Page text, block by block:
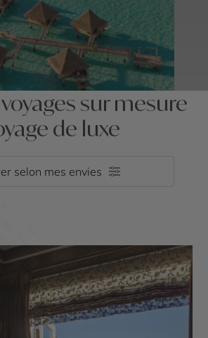
sur mesure
de luxe
selon mes envies